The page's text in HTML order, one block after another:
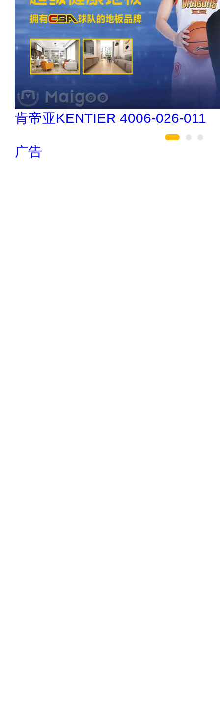
索邦管Suban 021-5718000
广告